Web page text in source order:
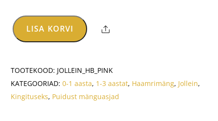
Jollein
-
Roosa
kogus
LISA KORVI Share
TOOTEKOOD: JOLLEIN_HB_PINK
KATEGOORIAD:0-1 aasta, 1-3 aastat, Haamrimäng, Jollein,
Kingituseks, Puidust mänguasjad